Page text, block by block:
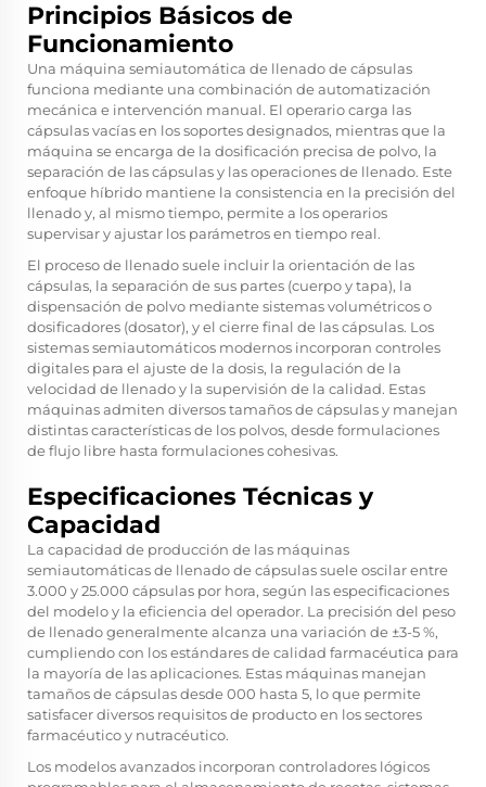
Principios Básicos de
Funcionamiento
Una máquina semiautomática de llenado de cápsulas
funciona mediante una combinación de automatización
mecánica e intervención manual. El operario carga las
cápsulas vacías en los soportes designados, mientras que la
máquina se encarga de la dosificación precisa de polvo, la
separación de las cápsulas y las operaciones de llenado. Este
enfoque híbrido mantiene la consistencia en la precisión del
llenado y, al mismo tiempo, permite a los operarios
supervisar y ajustar los parámetros en tiempo real.
El proceso de llenado suele incluir la orientación de las
cápsulas, la separación de sus partes (cuerpo y tapa), la
dispensación de polvo mediante sistemas volumétricos o
dosificadores (dosator), y el cierre final de las cápsulas. Los
sistemas semiautomáticos modernos incorporan controles
digitales para el ajuste de la dosis, la regulación de la
velocidad de llenado y la supervisión de la calidad. Estas
máquinas admiten diversos tamaños de cápsulas y manejan
distintas características de los polvos, desde formulaciones
de flujo libre hasta formulaciones cohesivas.
Especificaciones Técnicas y
Capacidad
La capacidad de producción de las máquinas
semiautomáticas de llenado de cápsulas suele oscilar entre
3.000 y 25.000 cápsulas por hora, según las especificaciones
del modelo y la eficiencia del operador. La precisión del peso
de llenado generalmente alcanza una variación de ±3-5 %,
cumpliendo con los estándares de calidad farmacéutica para
la mayoría de las aplicaciones. Estas máquinas manejan
tamaños de cápsulas desde 000 hasta 5, lo que permite
satisfacer diversos requisitos de producto en los sectores
farmacéutico y nutracéutico.
Los modelos avanzados incorporan controladores lógicos